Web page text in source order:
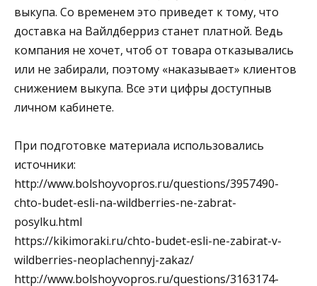
выкупа. Со временем это приведет к тому, что
доставка на Вайлдберриз станет платной. Ведь
компания не хочет, чтоб от товара отказывались
или не забирали, поэтому «наказывает» клиентов
снижением выкупа. Все эти цифры доступныв
личном кабинете.
При подготовке материала использовались
источники:
http://www.bolshoyvopros.ru/questions/3957490-
chto-budet-esli-na-wildberries-ne-zabrat-
posylku.html
https://kikimoraki.ru/chto-budet-esli-ne-zabirat-v-
wildberries-neoplachennyj-zakaz/
http://www.bolshoyvopros.ru/questions/3163174-